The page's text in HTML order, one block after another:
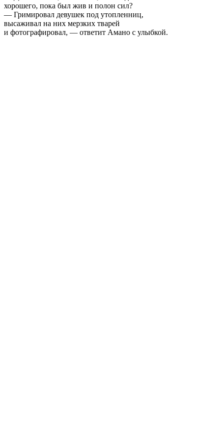
хорошего, пока был жив и полон сил?
— Гримировал девушек под утопленниц,
высаживал на них мерзких тварей
и фотографировал, — ответит Амано с улыбкой.